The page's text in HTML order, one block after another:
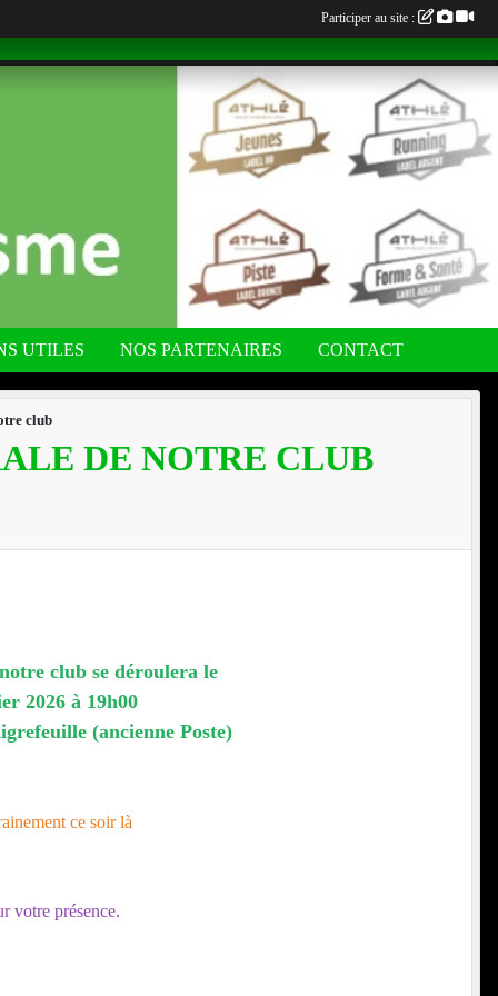
UTILES NOS PARTENAIRES CONTACT
club
DE NOTRE CLUB
club se déroulera le
2026 à 19h00
(ancienne Poste)
ce soir là
votre présence.
Participer au site :